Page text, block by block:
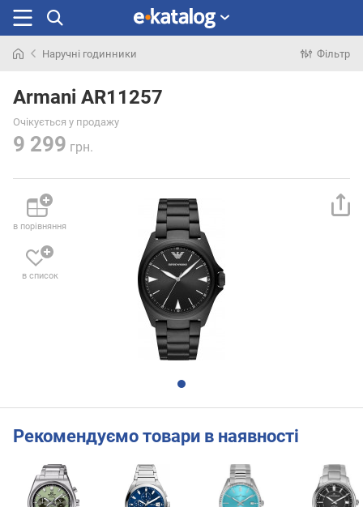
раніше
Наручні годинники Фільтр
Armani AR11257
Очікується у продажу
9 299 грн.
в порівняння
в список
Рекомендуємо товари в наявності